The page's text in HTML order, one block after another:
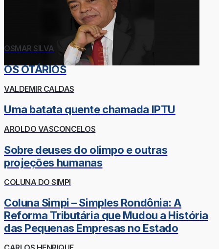
OSMAR SILVA
OS OTÁRIOS
VALDEMIR CALDAS
Uma batata quente chamada IPTU
AROLDO VASCONCELOS
Sobre deuses do olimpo e outras
projeções humanas
COLUNA DO SIMPI
Coluna Simpi – Simples Rondônia: A
Reforma Tributária que Mudou a História
das Pequenas Empresas no Estado